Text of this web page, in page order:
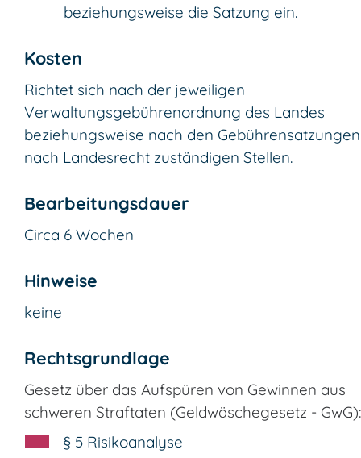
beziehungsweise die Satzung ein. ​
Kosten
Richtet sich nach der jeweiligen
Verwaltungsgebührenordnung des Landes
beziehungsweise nach den
nach Landesrecht zuständigen Stellen.
Bearbeitungsdauer
Circa 6 Wochen
Hinweise
keine
Rechtsgrundlage
Gesetz über das Aufspüren von Gewinnen aus
schweren Straftaten (Geldwäschegesetz - GwG):
§ 5 Risikoanalyse